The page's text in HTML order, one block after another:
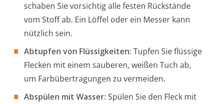
schaben Sie vorsichtig alle festen Rückstände
vom Stoff ab. Ein Löffel oder ein Messer kann
nützlich sein.
Abtupfen von Flüssigkeiten: Tupfen Sie flüssige
Flecken mit einem sauberen, weißen Tuch ab,
um Farbübertragungen zu vermeiden.
Abspülen mit Wasser: Spülen Sie den Fleck mit